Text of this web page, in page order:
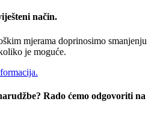
način.
mjerama doprinosimo smanjenju
je moguće.
Rado ćemo odgovoriti na